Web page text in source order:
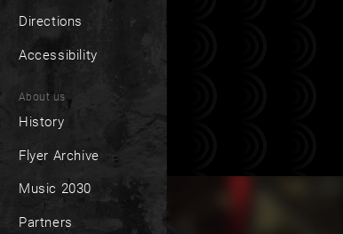
Directions
Accessibility
About us
History
Flyer Archive
Music 2030
Partners